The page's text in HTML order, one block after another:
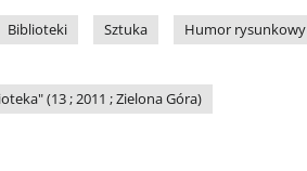
Biblioteki Sztuka
Humor rysunkowy
(13 ; 2011 ; Zielona Góra)